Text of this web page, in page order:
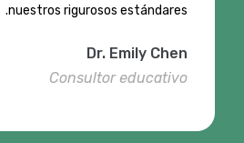
nuestros rigurosos estándares.
Dr. Emily Chen
Consultor educativo